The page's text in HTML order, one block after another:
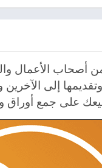
أصحاب الأعمال
إلى الآخرين
على جمع أوراق